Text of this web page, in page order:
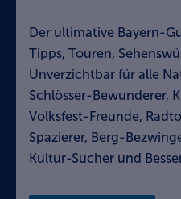
Der ultimative Bayern-
Tipps, Touren,
Unverzichtbar für alle
Schlösser-Bewunderer,
Volksfest-Freunde,
Spazierer, Berg-
Kultur-Sucher und